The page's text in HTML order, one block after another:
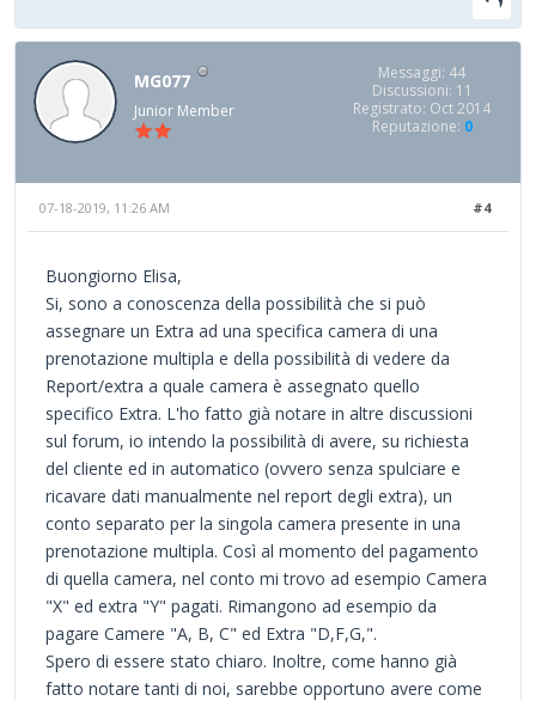
MG077
Junior Member
Messaggi: 44
Discussioni: 11
Registrato: Oct 2014
Reputazione: 0
#4
07-18-2019, 11:26 AM
Buongiorno Elisa,
Si, sono a conoscenza della possibilità che si può
assegnare un Extra ad una specifica camera di una
prenotazione multipla e della possibilità di vedere da
Report/extra a quale camera è assegnato quello
specifico Extra. L'ho fatto già notare in altre discussioni
sul forum, io intendo la possibilità di avere, su richiesta
del cliente ed in automatico (ovvero senza spulciare e
ricavare dati manualmente nel report degli extra), un
conto separato per la singola camera presente in una
prenotazione multipla. Così al momento del pagamento
di quella camera, nel conto mi trovo ad esempio Camera
"X" ed extra "Y" pagati. Rimangono ad esempio da
pagare Camere "A, B, C" ed Extra "D,F,G,".
Spero di essere stato chiaro. Inoltre, come hanno già
fatto notare tanti di noi, sarebbe opportuno avere come